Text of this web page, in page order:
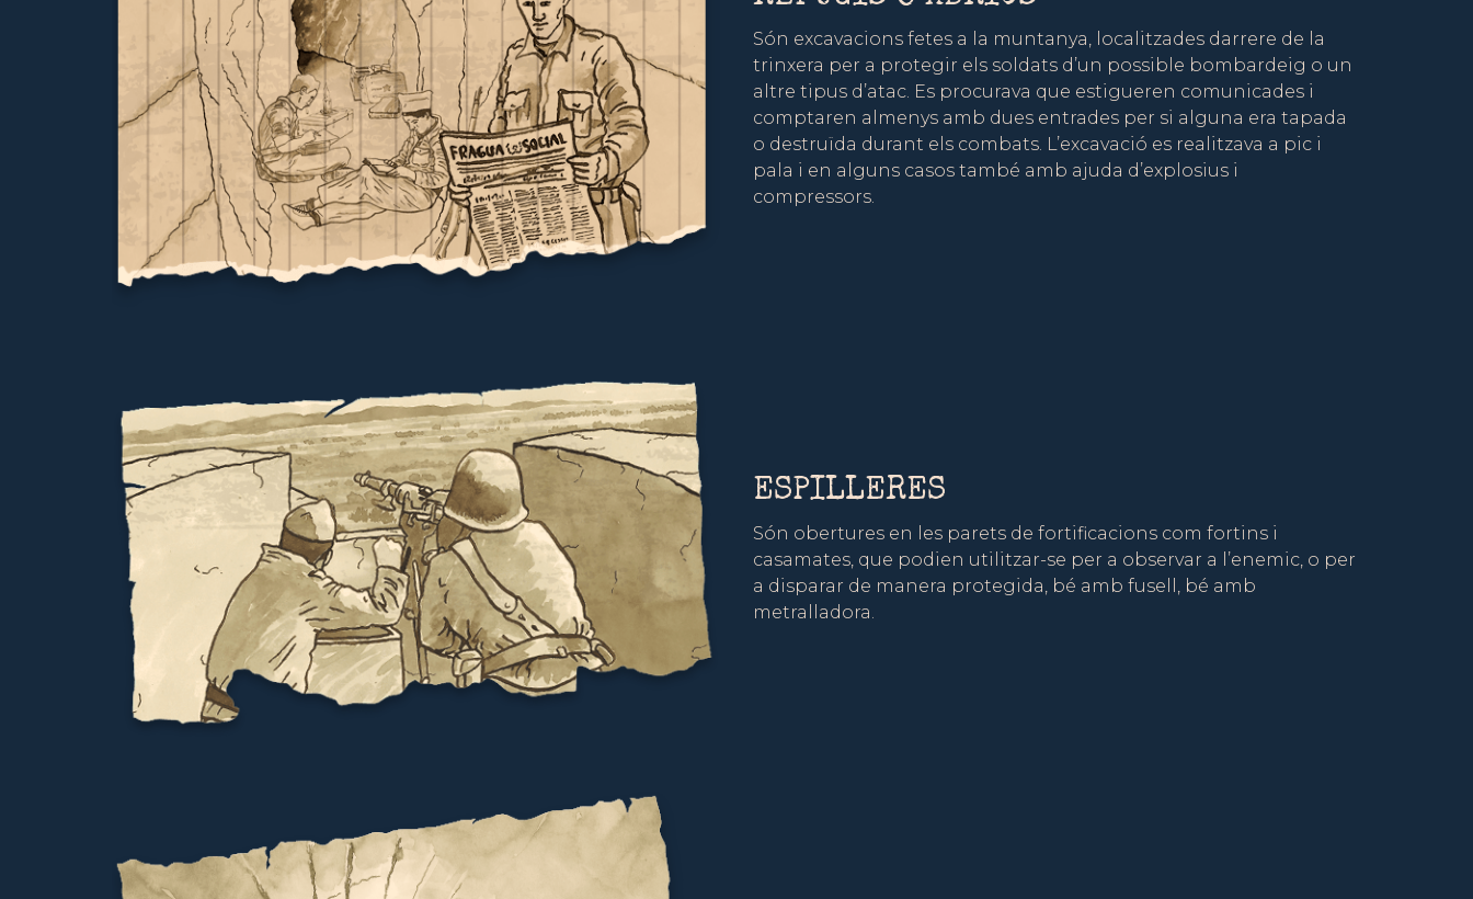
Són excavacions fetes a la muntanya, localitzades darrere de la
trinxera per a protegir els soldats d’un possible bombardeig o un
altre tipus d’atac. Es procurava que estigueren comunicades i
comptaren almenys amb dues entrades per si alguna era tapada
o destruïda durant els combats. L’excavació es realitzava a pic i
pala i en alguns casos també amb ajuda d’explosius i
compressors.
ESPILLERES
Són obertures en les parets de fortificacions com fortins i
casamates, que podien utilitzar-se per a observar a l’enemic, o per
a disparar de manera protegida, bé amb fusell, bé amb
metralladora.